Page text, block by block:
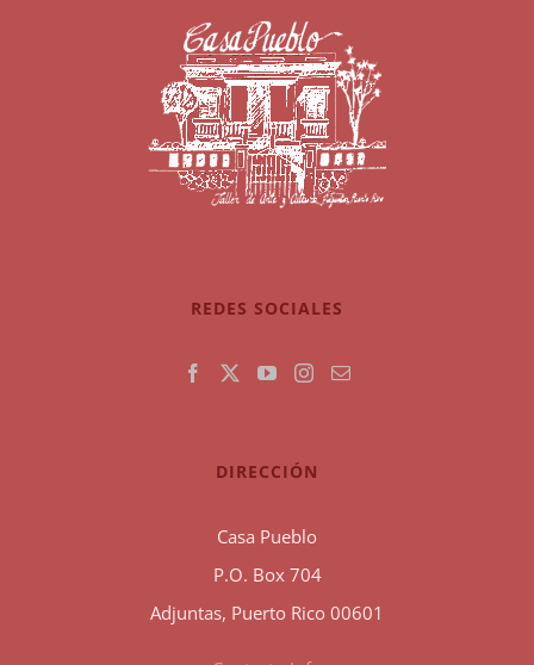
REDES SOCIALES
DIRECCIÓN
Casa Pueblo
P.O. Box 704
Adjuntas, Puerto Rico 00601